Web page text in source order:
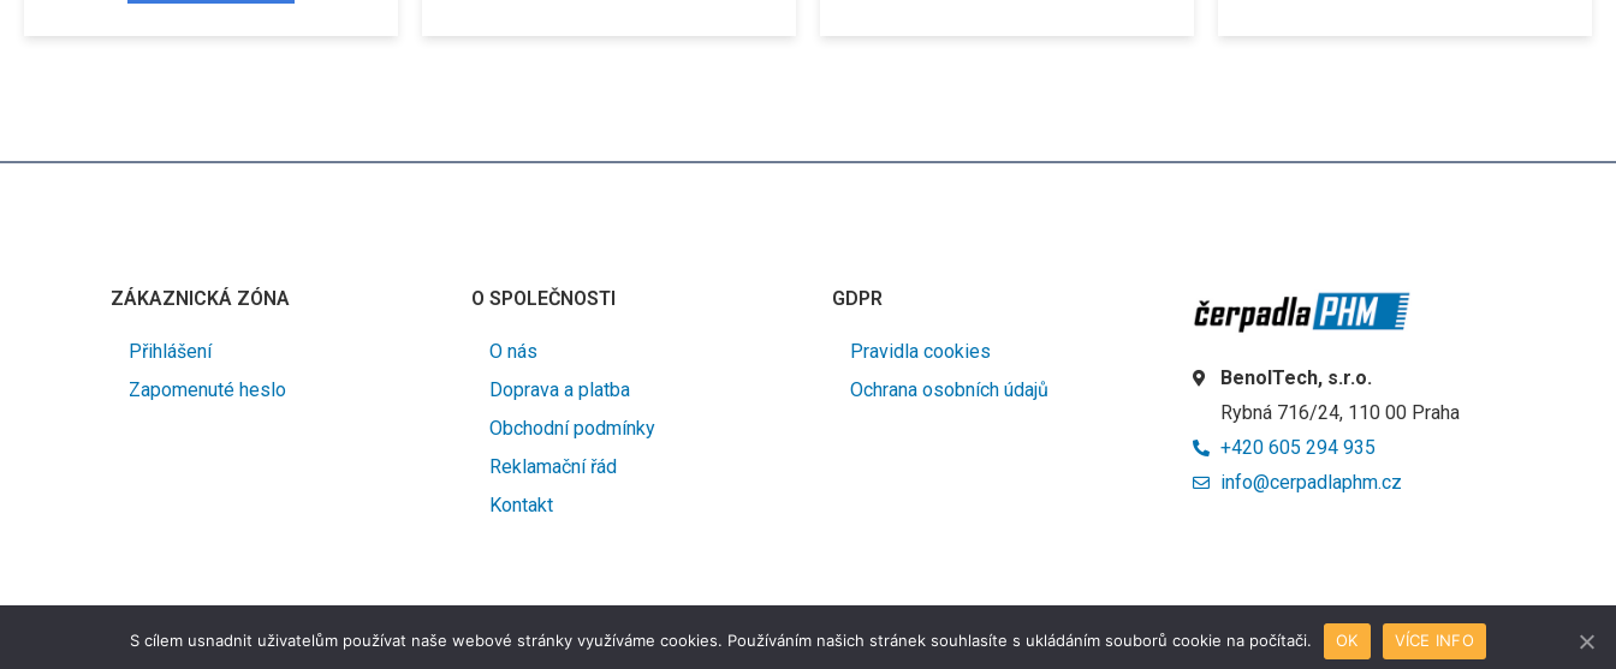
ZÁKAZNICKÁ ZÓNA
Přihlášení
Zapomenuté heslo
O SPOLEČNOSTI
O nás
Doprava a platba
Obchodní podmínky
Reklamační řád
Kontakt
GDPR
Pravidla cookies
Ochrana osobních údajů
BenolTech, s.r.o.
Rybná 716/24, 110 00 Praha
+420 605 294 935
info@cerpadlaphm.cz
© 2026 Čerpadla PHM | Marketing LiteTvorba e-shopů
S cílem usnadnit uživatelům používat naše webové stránky využíváme cookies. Používáním našich stránek souhlasíte s ukládáním souborů cookie na počítači. OK VÍCE INFO